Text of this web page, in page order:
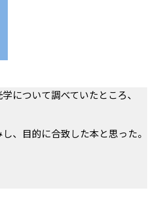
について調べていたところ、
、目的に合致した本と思った。